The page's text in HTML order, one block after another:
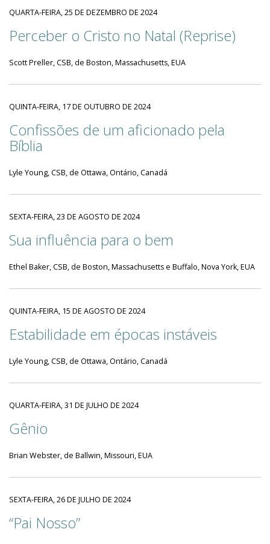
QUARTA-FEIRA, 25 DE DEZEMBRO DE 2024
Perceber o Cristo no Natal (Reprise)
Scott Preller, CSB, de Boston, Massachusetts, EUA
QUINTA-FEIRA, 17 DE OUTUBRO DE 2024
Confissões de um aficionado pela
Bíblia
Lyle Young, CSB, de Ottawa, Ontário, Canadá
SEXTA-FEIRA, 23 DE AGOSTO DE 2024
Sua influência para o bem
Ethel Baker, CSB, de Boston, Massachusetts e Buffalo, Nova York, EUA
QUINTA-FEIRA, 15 DE AGOSTO DE 2024
Estabilidade em épocas instáveis
Lyle Young, CSB, de Ottawa, Ontário, Canadá
QUARTA-FEIRA, 31 DE JULHO DE 2024
Gênio
Brian Webster, de Ballwin, Missouri, EUA
SEXTA-FEIRA, 26 DE JULHO DE 2024
“Pai Nosso”